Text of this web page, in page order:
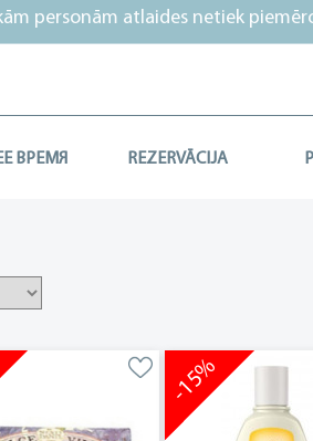
personām atlaides netiek piemērotas!
ВРЕМЯ REZERVĀCIJA
-15%